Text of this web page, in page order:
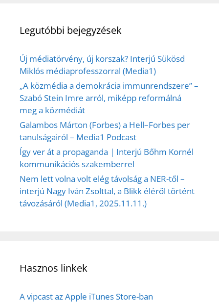
Legutóbbi bejegyzések
Új médiatörvény, új korszak? Interjú Sükösd
Miklós médiaprofesszorral (Media1)
„A közmédia a demokrácia immunrendszere” –
Szabó Stein Imre arról, miképp reformálná
meg a közmédiát
Galambos Márton (Forbes) a Hell–Forbes per
tanulságairól – Media1 Podcast
Így ver át a propaganda | Interjú Bőhm Kornél
kommunikációs szakemberrel
Nem lett volna volt elég távolság a NER-től –
interjú Nagy Iván Zsolttal, a Blikk éléről történt
távozásáról (Media1, 2025.11.11.)
Hasznos linkek
A vipcast az Apple iTunes Store-ban